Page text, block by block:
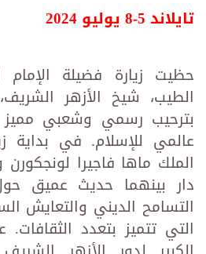
تايلاند 5-8 يوليو 2024
حظيت زيارة فضيلة الإمام
الطيب، شيخ الأزهر
بترحيب رسمي وشعبي
عالمي للإسلام. في بداية
الملك ماها فاجيرا
دار بينهما حديث عميق
التسامح الديني والتعايش
التي تتميز بتعدد